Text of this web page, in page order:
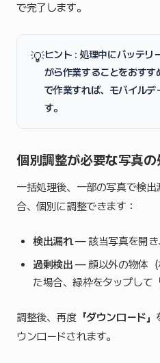
で完了します。
💡ヒント : 処理中にバッテリ
がら作業することをおす
で作業すれば、モバイル
す。
個別調整が必要な写真の
一括処理後、一部の写真で検
合、個別に調整できます：
検出漏れ— 該当写真を開き
過剰検出 — 顔以外の物体（
た場合、緑枠をタップして
調整後、再度「ダウンロード」
ウンロードされます。